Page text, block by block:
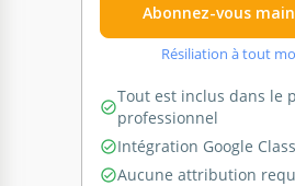
Abonnez-vous
Résiliation à tout
Tout est inclus dans le
professionnel
Intégration Google
Aucune attribution